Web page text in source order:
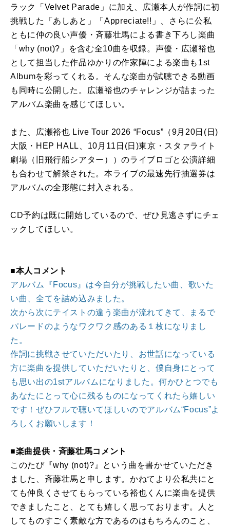
ラック「Velvet Parade」に加え、広瀬本人が作詞に初
挑戦した「あしあと」「Appreciate!!」、さらに公私
ともに仲の良い声優・斉藤壮馬による書き下ろし楽曲
「why (not)?」を含む全10曲を収録。声優・広瀬裕也
として担当した作品ゆかりの作家陣による楽曲も1st
Albumを彩ってくれる。そんな楽曲が試聴できる動画
も同時に公開した。広瀬裕也のチャレンジが詰まった
アルバム楽曲を感じてほしい。
また、広瀬裕也 Live Tour 2026 “Focus”（9月20日(日)
大阪・HEP HALL、10月11日(日)東京・スタァライト
劇場（旧飛行船シアター））のライブロゴと公演詳細
も合わせて解禁された。本ライブの最速先行抽選券は
アルバムの全形態に封入される。
CD予約は既に開始しているので、ぜひ見逃さずにチェ
ックしてほしい。
■本人コメント
アルバム『Focus』は今自分が挑戦したい曲、歌いた
い曲、全てを詰め込みました。
次から次にテイストの違う楽曲が流れてきて、まるで
パレードのようなワクワク感のある１枚になりまし
た。
作詞に挑戦させていただいたり、お世話になっている
方に楽曲を提供していただいたりと、僕自身にとって
も思い出の1stアルバムになりました。何かひとつでも
あなたにとって心に残るものになってくれたら嬉しい
です！ぜひフルで聴いてほしいのでアルバム“Focus”よ
ろしくお願いします！
■楽曲提供・斉藤壮馬コメント
このたび『why (not)?』という曲を書かせていただき
ました、斉藤壮馬と申します。かねてより公私共にと
ても仲良くさせてもらっている裕也くんに楽曲を提供
できましたこと、とても嬉しく思っております。人と
してものすごく素敵な方であるのはもちろんのこと、